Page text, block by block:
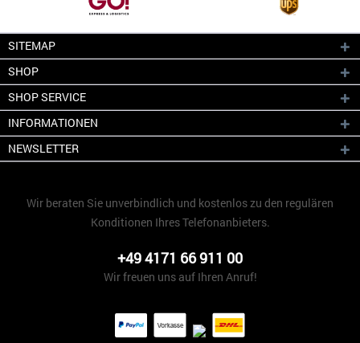
SITEMAP
SHOP
SHOP SERVICE
INFORMATIONEN
NEWSLETTER
Wir beraten Sie unverbindlich und kostenlos zu den regulären
Konditionen Ihres Telefonanbieters.
+49 4171 66 911 00
Wir freuen uns auf Ihren Anruf!